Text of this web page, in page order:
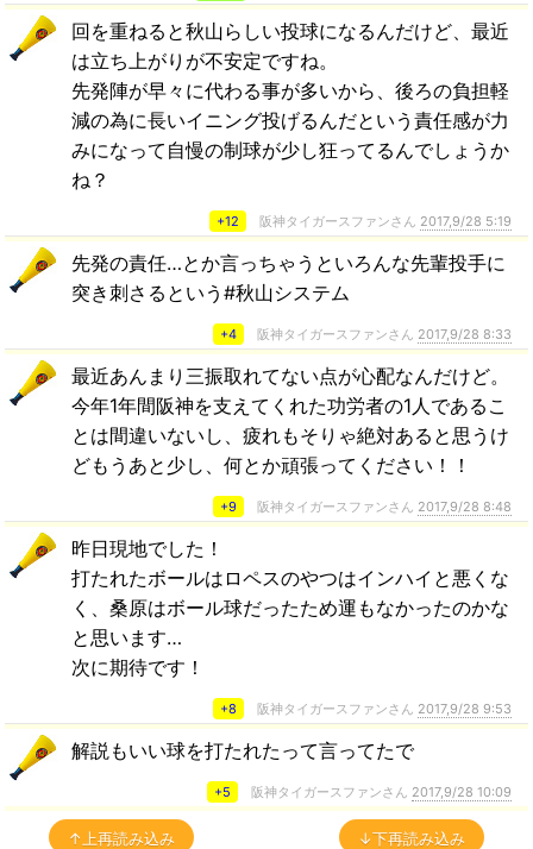
回を重ねると秋山らしい投球になるんだけど、最近
は立ち上がりが不安定ですね。
先発陣が早々に代わる事が多いから、後ろの負担軽
減の為に長いイニング投げるんだという責任感が力
みになって自慢の制球が少し狂ってるんでしょうか
ね？
+12 阪神タイガースファンさん 2017,9/28 5:19
先発の責任…とか言っちゃうといろんな先輩投手に
突き刺さるという#秋山システム
+4 阪神タイガースファンさん 2017,9/28 8:33
最近あんまり三振取れてない点が心配なんだけど。
今年1年間阪神を支えてくれた功労者の1人であるこ
とは間違いないし、疲れもそりゃ絶対あると思うけ
どもうあと少し、何とか頑張ってください！！
+9 阪神タイガースファンさん 2017,9/28 8:48
昨日現地でした！
打たれたボールはロペスのやつはインハイと悪くな
く、桑原はボール球だったため運もなかったのかな
と思います…
次に期待です！
+8 阪神タイガースファンさん 2017,9/28 9:53
解説もいい球を打たれたって言ってたで
+5 阪神タイガースファンさん 2017,9/28 10:09
↑上再読み込み ↓下再読み込み